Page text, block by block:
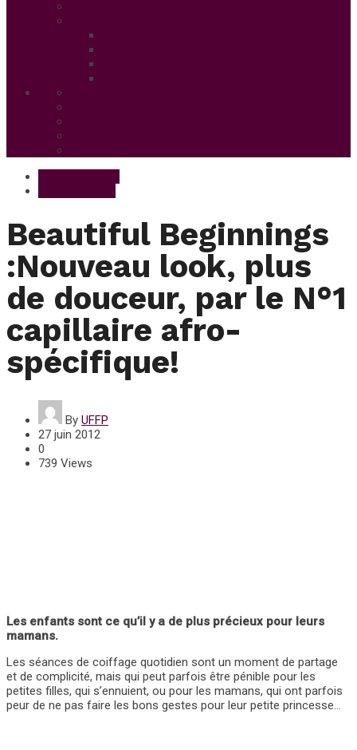
Beautiful Beginnings
:Nouveau look, plus
de douceur, par le N°1
capillaire afro-
spécifique!
By UFFP
27 juin 2012
0
739 Views
Les enfants sont ce qu’il y a de plus précieux pour leurs
mamans.
Les séances de coiffage quotidien sont un moment de partage
et de complicité, mais qui peut parfois être pénible pour les
petites filles, qui s’ennuient, ou pour les mamans, qui ont parfois
peur de ne pas faire les bons gestes pour leur petite princesse…